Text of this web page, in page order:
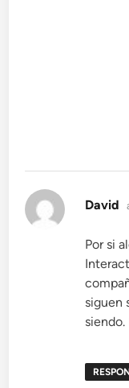
David
Por si
siguen
siendo.